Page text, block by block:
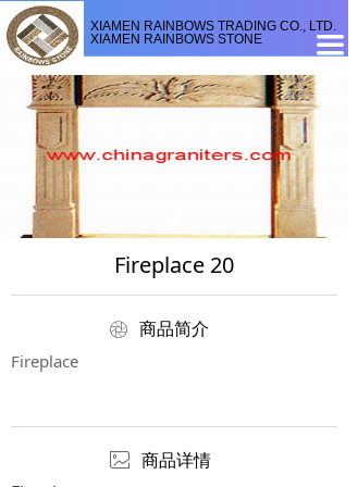
끀
XIAMEN RAINBOWS TRADING CO., LTD.
XIAMEN RAINBOWS STONE
Fireplace 20
商品简介
Fireplace
商品详情
ꁵ
ꂈ